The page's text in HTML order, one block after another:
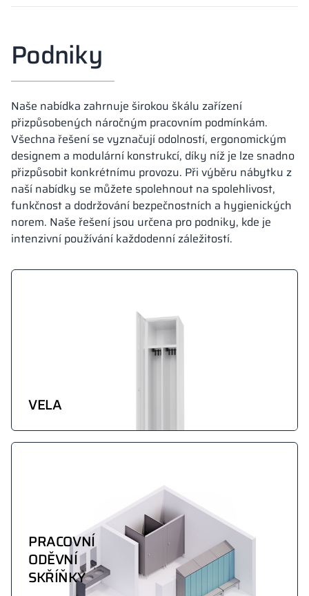
Podniky
Naše nabídka zahrnuje širokou škálu zařízení
přizpůsobených náročným pracovním podmínkám.
Všechna řešení se vyznačují odolností, ergonomickým
designem a modulární konstrukcí, díky níž je lze snadno
přizpůsobit konkrétnímu provozu. Při výběru nábytku z
naší nabídky se můžete spolehnout na spolehlivost,
funkčnost a dodržování bezpečnostních a hygienických
norem. Naše řešení jsou určena pro podniky, kde je
intenzivní používání každodenní záležitostí.
VELA
PRACOVNÍ
ODĚVNÍ
SKŘÍŇKY